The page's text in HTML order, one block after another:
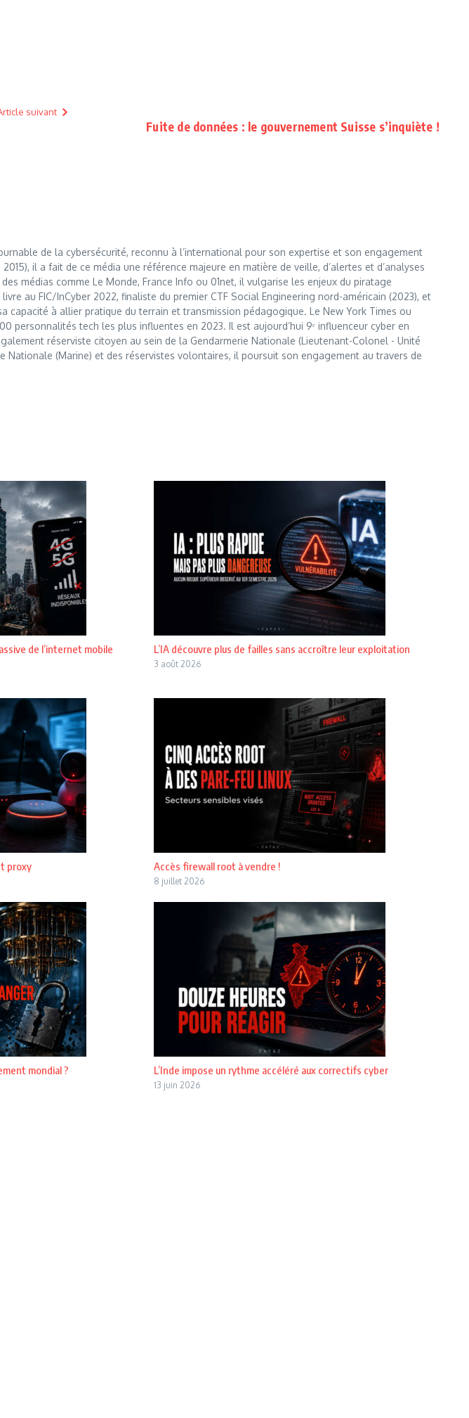
suivant
Fuite de données : le gouvernement Suisse s’inquiète !
de la cybersécurité, reconnu à l’international pour son expertise et son engagement
il a fait de ce média une référence majeure en matière de veille, d’alertes et d’analyses
médias comme Le Monde, France Info ou 01net, il vulgarise les enjeux du piratage
au FIC/InCyber 2022, finaliste du premier CTF Social Engineering nord-américain (2023), et
capacité à allier pratique du terrain et transmission pédagogique. Le New York Times ou
personnalités tech les plus influentes en 2023. Il est aujourd’hui 9ᵉ influenceur cyber en
réserviste citoyen au sein de la Gendarmerie Nationale (Lieutenant-Colonel - Unité
(Marine) et des réservistes volontaires, il poursuit son engagement au travers de
de l’internet mobile L’IA découvre plus de failles sans accroître leur exploitation
3 août 2026
proxy Accès firewall root à vendre !
8 juillet 2026
mondial ? L’Inde impose un rythme accéléré aux correctifs cyber
13 juin 2026